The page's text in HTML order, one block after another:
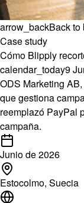
arrow_backBack to
Case study
Cómo Blipply
calendar_today9
ODS Marketing AB
que gestiona
reemplazó PayPal
campaña.
Junio de 2026
Estocolmo, Suecia